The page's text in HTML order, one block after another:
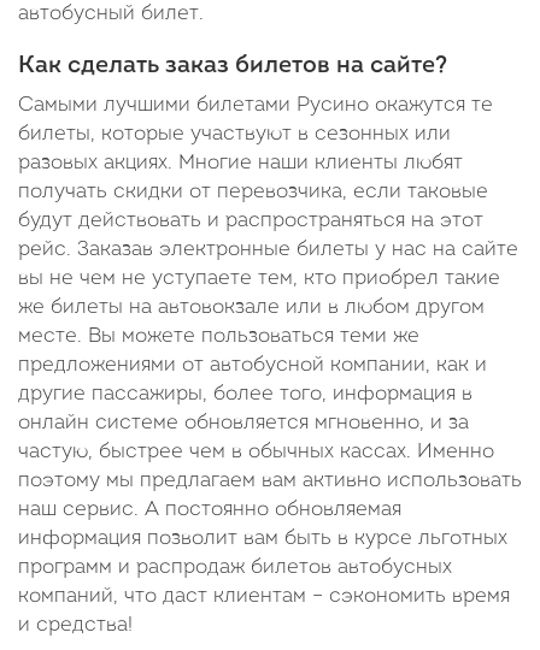
автобусный билет.
Как сделать заказ билетов на сайте?
Самыми лучшими билетами Русино окажутся те
билеты, которые участвуют в сезонных или
разовых акциях. Многие наши клиенты любят
получать скидки от перевозчика, если таковые
будут действовать и распространяться на этот
рейс. Заказав электронные билеты у нас на сайте
вы не чем не уступаете тем, кто приобрел такие
же билеты на автовокзале или в любом другом
месте. Вы можете пользоваться теми же
предложениями от автобусной компании, как и
другие пассажиры, более того, информация в
онлайн системе обновляется мгновенно, и за
частую, быстрее чем в обычных кассах. Именно
поэтому мы предлагаем вам активно использовать
наш сервис. А постоянно обновляемая
информация позволит вам быть в курсе льготных
программ и распродаж билетов автобусных
компаний, что даст клиентам – сэкономить время
и средства!